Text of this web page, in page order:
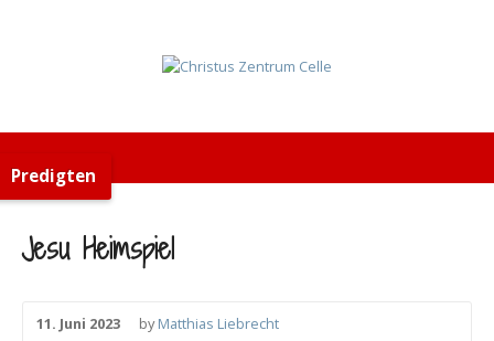
Predigten
Jesu Heimspiel
11. Juni 2023 byMatthias Liebrecht